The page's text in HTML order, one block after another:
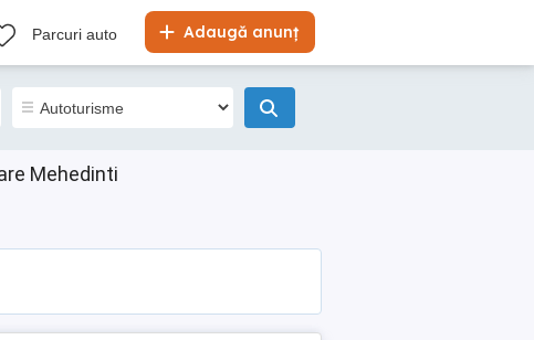
Adaugă anunț
Parcuri auto
Mehedinti